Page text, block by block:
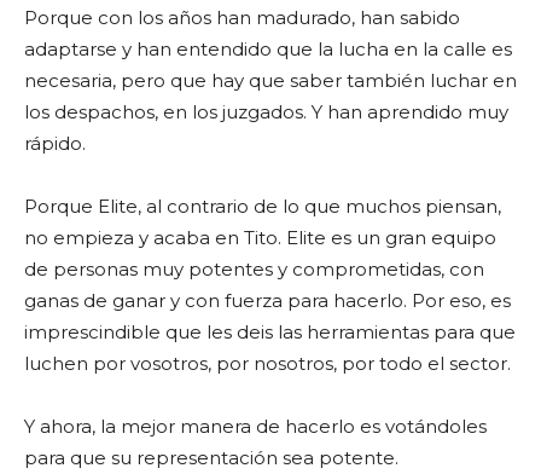
Porque con los años han madurado, han sabido
adaptarse y han entendido que la lucha en la calle es
necesaria, pero que hay que saber también luchar en
los despachos, en los juzgados. Y han aprendido muy
rápido.
Porque Elite, al contrario de lo que muchos piensan,
no empieza y acaba en Tito. Elite es un gran equipo
de personas muy potentes y comprometidas, con
ganas de ganar y con fuerza para hacerlo. Por eso, es
imprescindible que les deis las herramientas para que
luchen por vosotros, por nosotros, por todo el sector.
Y ahora, la mejor manera de hacerlo es votándoles
para que su representación sea potente.